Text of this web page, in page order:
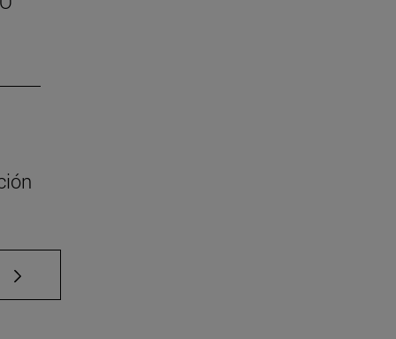
TAB para desplazarse.